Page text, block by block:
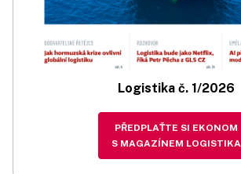
Logistika č. 1/2026
PŘEDPLAŤTE SI EKONOM
S MAGAZÍNEM LOGISTIKA